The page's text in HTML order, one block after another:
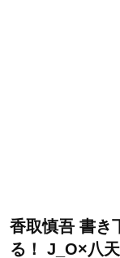
香取慎吾 書き
る！ J_O×八